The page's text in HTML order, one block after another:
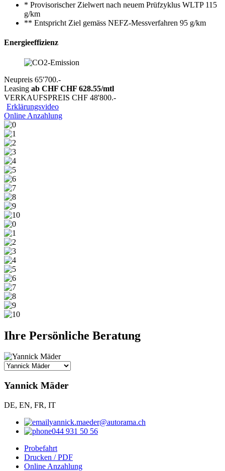
* Provisorischer Zielwert nach neuem Prüfzyklus WLTP 115
g/km
** Entspricht Ziel gemäss NEFZ-Messverfahren 95 g/km
Energieeffizienz
Neupreis 65'700.-
Leasing ab CHF CHF 628.55/mtl
VERKAUFSPREIS CHF 48'800.-
Erklärungsvideo
Online Anzahlung
Ihre Persönliche Beratung
Yannick Mäder
DE, EN, FR, IT
yannick.maeder@autorama.ch
044 931 50 56
Probefahrt
Drucken / PDF
Online Anzahlung